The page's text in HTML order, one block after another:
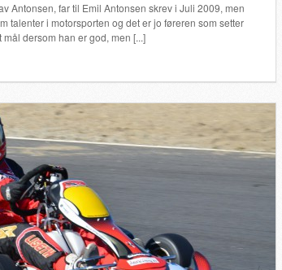
Antonsen, far til Emil Antonsen skrev i Juli 2009, men
talenter i motorsporten og det er jo føreren som setter
dersom han er god, men [...]